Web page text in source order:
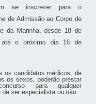
se inscrever para o
de Admissão ao Corpo de
da Marinha, desde 18 de
até o próximo dia 16 de
os candidatos médicos, de
os sexos, poderão prestar
para qualquer
ser especialista ou não.